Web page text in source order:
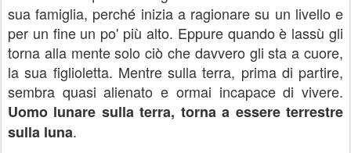
sua famiglia, perché inizia a ragionare su un livello e
per un fine un po' più alto. Eppure quando è lassù gli
torna alla mente solo ciò che davvero gli sta a cuore,
la sua figlioletta. Mentre sulla terra, prima di partire,
sembra quasi alienato e ormai incapace di vivere.
Uomo lunare sulla terra, torna a essere terrestre
sulla luna.